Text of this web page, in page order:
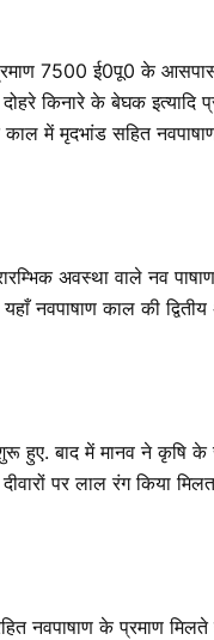
प्रमाण 7500 ई0पू0 के
किनारे के बेघक
में मृदभांड सहित
अवस्था वाले नव
नवपाषाण काल की
हुए. बाद में मानव ने कृषि
पर लाल रंग किया
नवपाषाण के प्रमाण